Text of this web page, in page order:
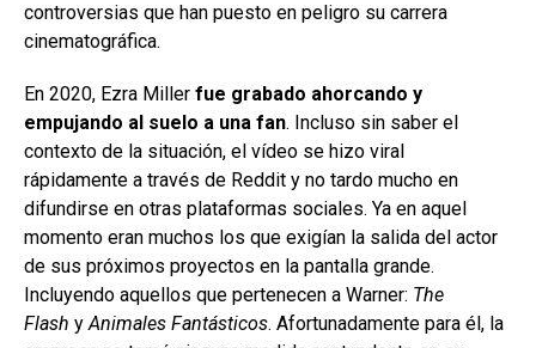
controversias que han puesto en peligro su carrera
cinematográfica.
En 2020, Ezra Miller fue grabado ahorcando y
empujando al suelo a una fan. Incluso sin saber el
contexto de la situación, el vídeo se hizo viral
rápidamente a través de Reddit y no tardo mucho en
difundirse en otras plataformas sociales. Ya en aquel
momento eran muchos los que exigían la salida del actor
de sus próximos proyectos en la pantalla grande.
Incluyendo aquellos que pertenecen a Warner: The
Flash yAnimales Fantásticos. Afortunadamente para él, la